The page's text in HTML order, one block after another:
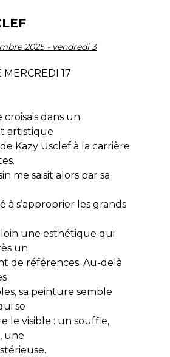
2025 - vendredi 3
MERCREDI 17
croisais dans un
artistique
Kazy Usclef à la carrière
me saisit alors par sa
à s’approprier les grands
une esthétique qui
un
de références. Au-delà
sa peinture semble
se
le visible : un souffle,
une